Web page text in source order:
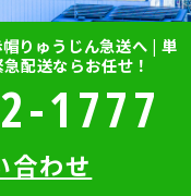
りゅうじん急送へ | 単
配送ならお任せ！
1777
合わせ